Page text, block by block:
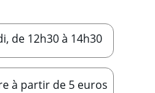
de 12h30 à 14h30
à partir de 5 euros